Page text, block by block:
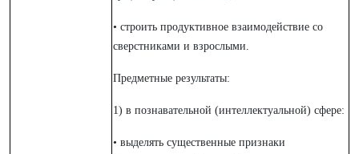
• строить продуктивное взаимодействие со
сверстниками и взрослыми.
Предметные результаты:
1) в познавательной (интеллектуальной) сфере:
• выделять существенные признаки